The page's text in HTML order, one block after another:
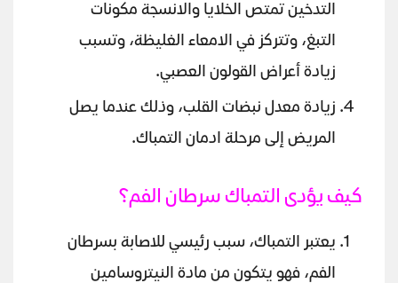
التدخين تمتص الخلايا والانسجة مكونات
التبغ، وتتركز في الامعاء الغليظة، وتسبب
زيادة أعراض القولون العصبي.
زيادة معدل نبضات القلب، وذلك عندما يصل
المريض إلى مرحلة ادمان التمباك.
كيف يؤدى التمباك سرطان الفم؟
يعتبر التمباك، سبب رئيسي للاصابة بسرطان
الفم، فهو يتكون من مادة النيتروسامين